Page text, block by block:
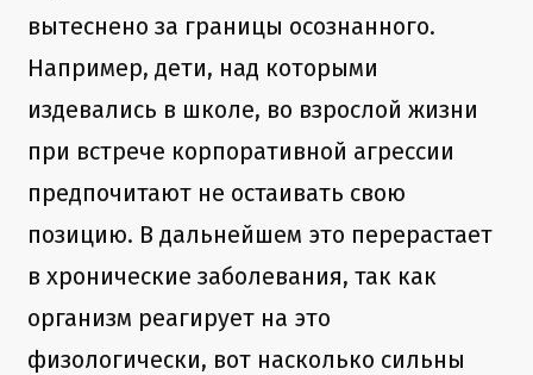
вытеснено за границы осознанного.
Например, дети, над которыми
издевались в школе, во взрослой жизни
при встрече корпоративной агрессии
предпочитают не остаивать свою
позицию. В дальнейшем это перерастает
в хронические заболевания, так как
организм реагирует на это
физологически, вот насколько сильны